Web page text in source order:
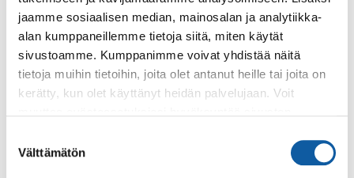
jaamme sosiaalisen median, mainosalan ja analytiikka-
alan kumppaneillemme tietoja siitä, miten käytät
sivustoamme. Kumppanimme voivat yhdistää näitä
tietoja muihin tietoihin, joita olet antanut heille tai joita on
kerätty, kun olet käyttänyt heidän palvelujaan. Voit
valinta
Välttämätön